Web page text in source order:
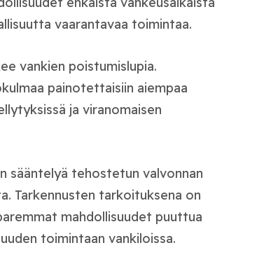
vaarantavaa toimintaa.
vankien poistumislupia.
painotettaisiin aiempaa
ja viranomaisen
sääntelyä tehostetun valvonnan
Tarkennusten tarkoituksena on
mahdollisuudet puuttua
toimintaan vankiloissa.